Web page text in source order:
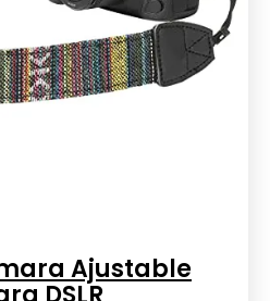
Ajustable